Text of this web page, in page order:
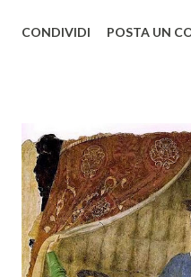
presso l’Hotel Regina di
territorio maremmano:
Maremma Toscana, del
Scansano. Scopo
le eccellenze vitivinicole
mercato dove il potenziale
assistendo i produttori
CONDIVIDI POSTA UN